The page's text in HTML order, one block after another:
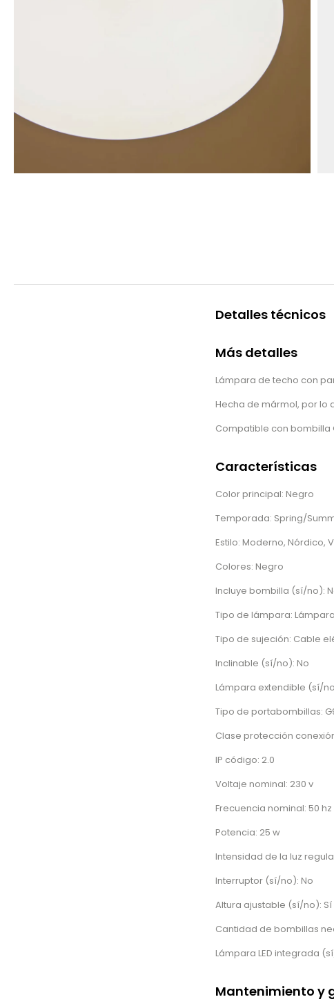
Detalles técnicos
Más detalles
Lámpara de techo con
Hecha de mármol, por lo
Compatible con bombilla
Características
Color principal: Negro
Temporada: Spring/
Estilo: Moderno, Nórdico,
Colores: Negro
Incluye bombilla (sí/no):
Tipo de lámpara:
Tipo de sujeción: Cable
Inclinable (sí/no): No
Lámpara extendible (sí/
Tipo de portabombillas:
Clase protección
IP código: 2.0
Voltaje nominal: 230 v
Frecuencia nominal: 50 hz
Potencia: 25 w
Intensidad de la luz
Interruptor (sí/no): No
Altura ajustable (sí/no): Sí
Cantidad de bombillas
Lámpara LED integrada
Mantenimiento y